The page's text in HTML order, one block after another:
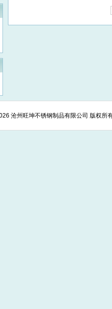
沧州旺坤不锈钢制品有限公司 版权所